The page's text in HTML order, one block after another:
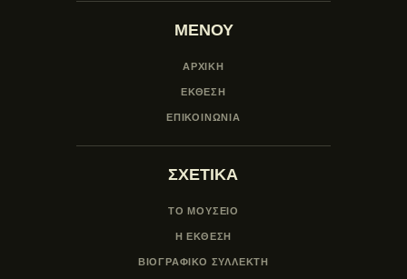
ΜΕΝΟΥ
ΑΡΧΙΚΗ
ΕΚΘΕΣΗ
ΕΠΙΚΟΙΝΩΝΙΑ
ΣΧΕΤΙΚΑ
ΤΟ ΜΟΥΣΕΙΟ
Η ΕΚΘΕΣΗ
ΒΙΟΓΡΑΦΙΚΟ ΣΥΛΛΕΚΤΗ